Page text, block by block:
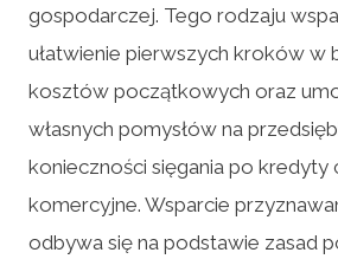
gospodarczej. Tego rodzaju
ułatwienie pierwszych kroków w
kosztów początkowych oraz
własnych pomysłów na
konieczności sięgania po kredyty
komercyjne. Wsparcie
odbywa się na podstawie zasad